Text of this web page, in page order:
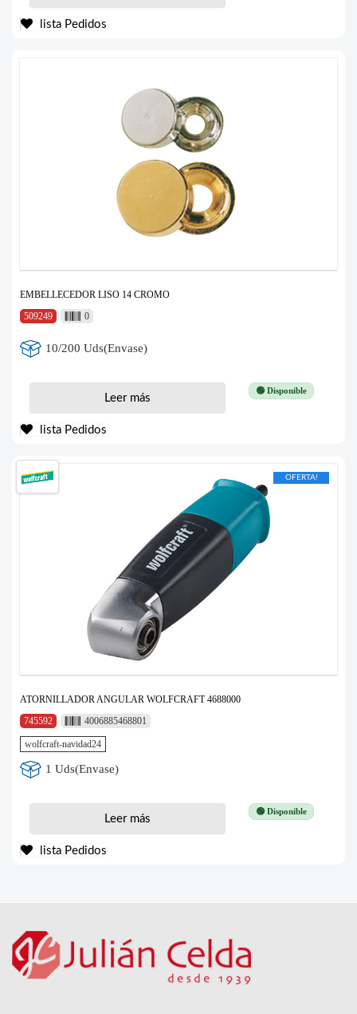
lista Pedidos
EMBELLECEDOR LISO 14 CROMO
509249
0
10/200 Uds(Envase)
🟢 Disponible
Leer más
lista Pedidos
OFERTA!
ATORNILLADOR ANGULAR WOLFCRAFT 4688000
745592
4006885468801
wolfcraft-navidad24
1 Uds(Envase)
🟢 Disponible
Leer más
lista Pedidos